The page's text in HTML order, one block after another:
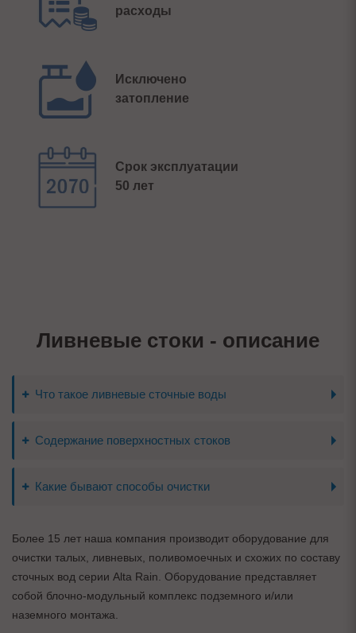
расходы
Исключено
затопление
Срок эксплуатации
50 лет
Ливневые стоки - описание
Что такое ливневые сточные воды
Содержание поверхностных стоков
Какие бывают способы очистки
Более 15 лет наша компания производит оборудование для
очистки талых, ливневых, поливомоечных и схожих по составу
сточных вод серии Alta Rain. Оборудование представляет
собой блочно-модульный комплекс подземного и/или
наземного монтажа.